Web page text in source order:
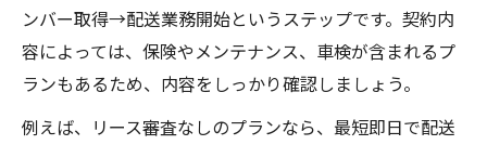
ンバー取得→配送業務開始というステップです。契約内
容によっては、保険やメンテナンス、車検が含まれるプ
ランもあるため、内容をしっかり確認しましょう。
例えば、リース審査なしのプランなら、最短即日で配送